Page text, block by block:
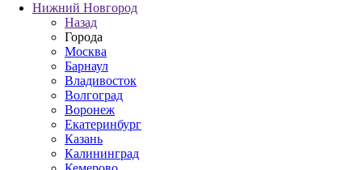
Нижний Новгород
Назад
Города
Москва
Барнаул
Владивосток
Волгоград
Воронеж
Екатеринбург
Казань
Калининград